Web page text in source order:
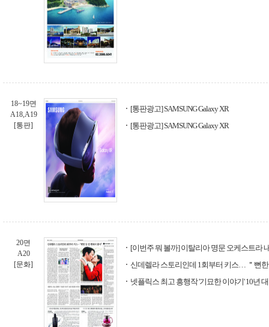
18~19면
A18,A19
[통판]
[통판광고] SAMSUNG Galaxy XR
[통판광고] SAMSUNG Galaxy XR
20면
A20
[문화]
[이번주 뭐 볼까] 이탈리아 명문 오케스트라
신데렐라 스토리인데 1회부터 키스… ＂뻔
넷플릭스 최고 흥행작 '기묘한 이야기' 10년